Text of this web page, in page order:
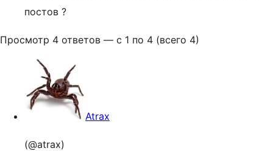
постов ?
Просмотр 4 ответов — с 1 по 4 (всего 4)
Atrax
(@atrax)